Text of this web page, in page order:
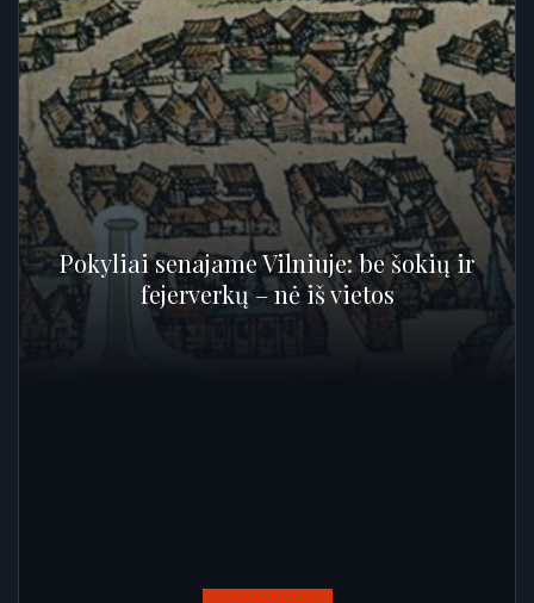
Pokyliai senajame Vilniuje: be šokių ir
fejerverkų – nė iš vietos